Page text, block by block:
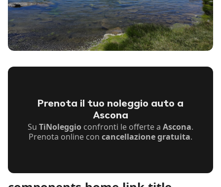
Prenota il tuo noleggio auto a
Ascona
Su TiNoleggio confronti le offerte a Ascona.
Prenota online con cancellazione gratuita.